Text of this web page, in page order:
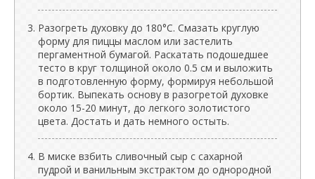
Разогреть духовку до 180°C. Смазать круглую
форму для пиццы маслом или застелить
пергаментной бумагой. Раскатать подошедшее
тесто в круг толщиной около 0.5 см и выложить
в подготовленную форму, формируя небольшой
бортик. Выпекать основу в разогретой духовке
около 15-20 минут, до легкого золотистого
цвета. Достать и дать немного остыть.
В миске взбить сливочный сыр с сахарной
пудрой и ванильным экстрактом до однородной